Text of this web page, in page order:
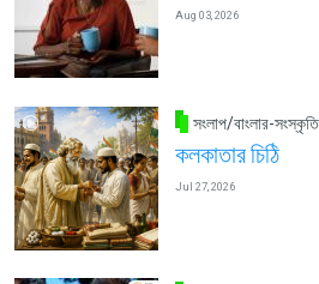
Aug 03, 2026
সংলাপ/বাংলার-সংস্কৃতি
কলকাতার চিঠি
Jul 27, 2026